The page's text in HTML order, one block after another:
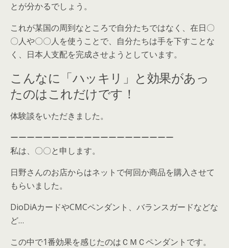
とが分かるでしょう。
これが某国の周到なところで自分たちではなく、在日〇
〇人や〇〇人を使うことで、自分たちは手を下すことな
く、日本人支配を完成させようとしています。
こんなに「ハッキリ」と効果があっ
たのはこれだけです！
体験談をいただきました。
ーーーーーーーーーーーーーーーーーーーー
私は、〇〇と申します。
日野さんのお店からはネットで何回か商品を購入させて
もらいました。
DioDiAカードやCMCペンダント、バランスガードなどな
ど…
この中で1番効果を感じたのはＣＭＣペンダントです。